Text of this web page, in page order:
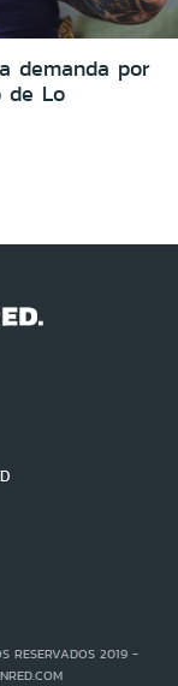
demanda por
de Lo
RESERVADOS 2019 -